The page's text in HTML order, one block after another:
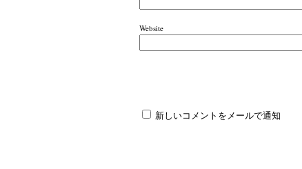
Website
新しいコメントをメールで通知